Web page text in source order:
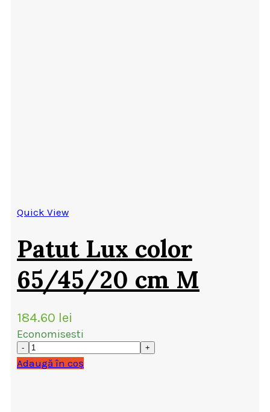
Quick View
Patut Lux color
65/45/20 cm M
184.60 lei
Economisesti
Adaugă în coș